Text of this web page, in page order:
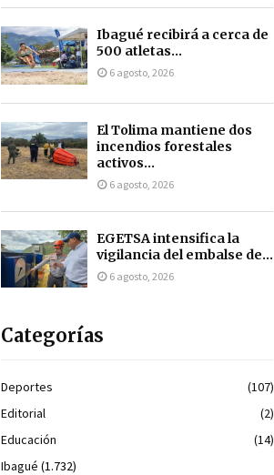
Ibagué recibirá a cerca de
500 atletas...
6 agosto, 2026
El Tolima mantiene dos
incendios forestales
activos...
6 agosto, 2026
EGETSA intensifica la
vigilancia del embalse de...
6 agosto, 2026
Categorías
Deportes
(107)
Editorial
(2)
Educación
(14)
Ibagué (1.732)